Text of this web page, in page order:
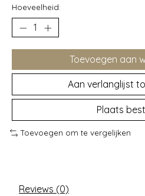
Hoeveelheid:
Toevoegen aan
Aan verlanglijst
Plaats
Toevoegen om te vergelijken
Reviews (0)